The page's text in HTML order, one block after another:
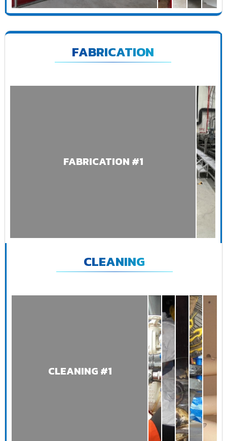
FABRICATION
FABRICATION #1
CLEANING
CLEANING #1